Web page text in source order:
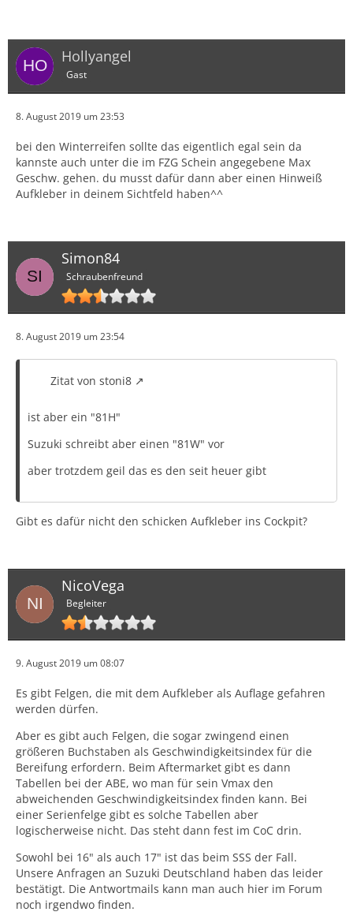
Hollyangel
Gast
8. August 2019 um 23:53
bei den Winterreifen sollte das eigentlich egal sein da
kannste auch unter die im FZG Schein angegebene Max
Geschw. gehen. du musst dafür dann aber einen Hinweiß
Aufkleber in deinem Sichtfeld haben^^
Simon84
Schraubenfreund
8. August 2019 um 23:54
Zitat von stoni8
ist aber ein "81H"
Suzuki schreibt aber einen "81W" vor
aber trotzdem geil das es den seit heuer gibt
Gibt es dafür nicht den schicken Aufkleber ins Cockpit?
NicoVega
Begleiter
9. August 2019 um 08:07
Es gibt Felgen, die mit dem Aufkleber als Auflage gefahren
werden dürfen.
Aber es gibt auch Felgen, die sogar zwingend einen
größeren Buchstaben als Geschwindigkeitsindex für die
Bereifung erfordern. Beim Aftermarket gibt es dann
Tabellen bei der ABE, wo man für sein Vmax den
abweichenden Geschwindigkeitsindex finden kann. Bei
einer Serienfelge gibt es solche Tabellen aber
logischerweise nicht. Das steht dann fest im CoC drin.
Sowohl bei 16" als auch 17" ist das beim SSS der Fall.
Unsere Anfragen an Suzuki Deutschland haben das leider
bestätigt. Die Antwortmails kann man auch hier im Forum
noch irgendwo finden.